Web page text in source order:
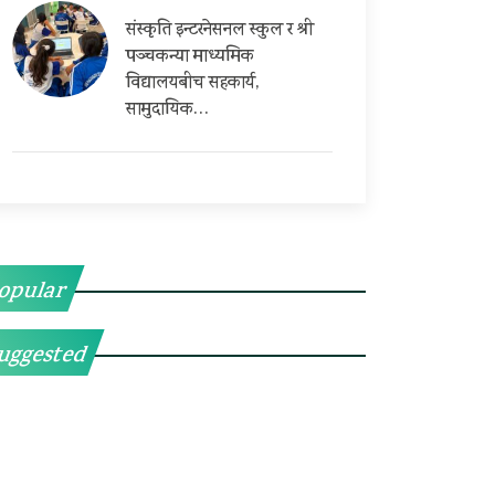
संस्कृति इन्टरनेसनल स्कुल र श्री
पञ्चकन्या माध्यमिक
विद्यालयबीच सहकार्य,
सामुदायिक…